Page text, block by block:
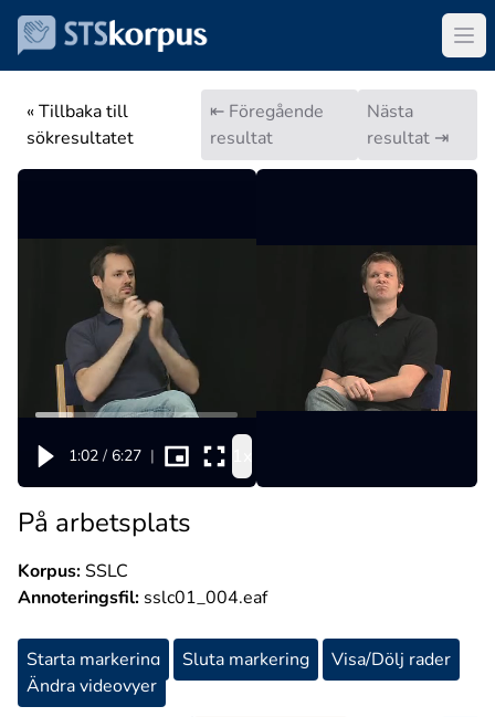
« Tillbaka till
sökresultatet
⇤ Föregående
resultat
Nästa
resultat ⇥
1:02 / 6:27 |
På arbetsplats
Korpus:SSLC
Annoteringsfil: sslc01_004.eaf
Starta markering Sluta markering
Visa/Dölj rader
Ändra videovyer